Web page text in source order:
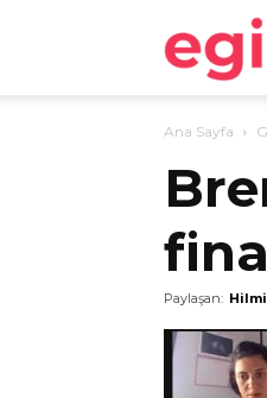
Ana Sayfa
Paylaşan: